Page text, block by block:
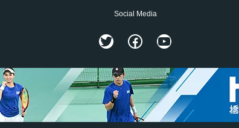
Social Media
TwitterFacebook
YouTube